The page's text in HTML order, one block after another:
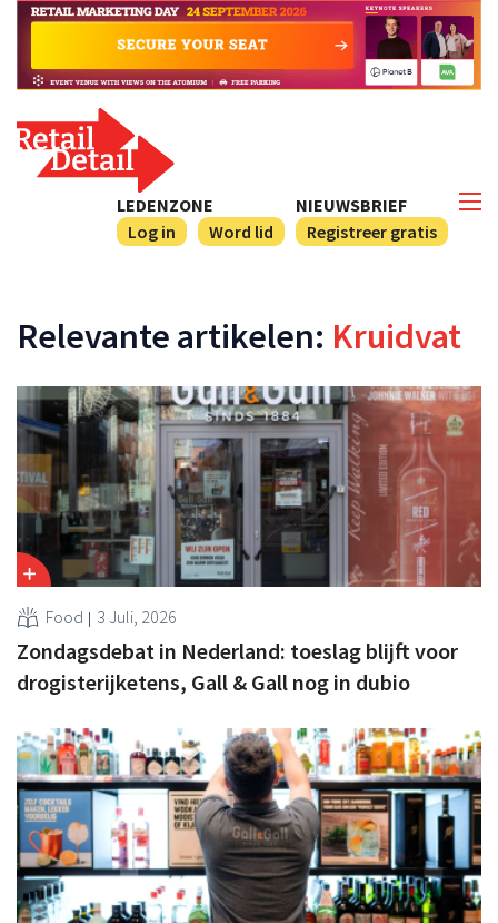
NIEUWSBRIEF
Registreer gratis
LEDENZONE
Log in
Word lid
Relevante artikelen: Kruidvat
Food 3 Juli, 2026
Zondagsdebat in Nederland: toeslag blijft voor
drogisterijketens, Gall & Gall nog in dubio